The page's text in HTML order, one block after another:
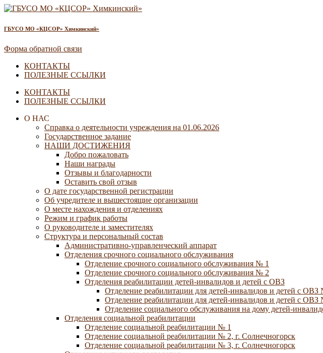
ГБУСО МО «КЦСОР» Химкинский»
Форма обратной связи
КОНТАКТЫ
ПОЛЕЗНЫЕ ССЫЛКИ
КОНТАКТЫ
ПОЛЕЗНЫЕ ССЫЛКИ
О НАС
Справка о деятельности учреждения на 01.06.2026
Государственное задание
НАШИ ДОСТИЖЕНИЯ
Добро пожаловать
Наши награды
Отзывы и благодарности
Оставить свой отзыв
О дате государственной регистрации
Об учредителе и вышестоящие организации
О месте нахождения и отделениях
Режим и график работы
О руководителе и заместителях
Структура и персональный состав
Административно-управленческий аппарат
Отделения срочного социального обслуживания
Отделение срочного социального обслуживания № 1
Отделение срочного социального обслуживания № 2
Отделения реабилитации детей-инвалидов и детей с ОВЗ
Отделение реабилитации для детей-инвалидов и детей с ОВЗ
Отделение реабилитации для детей-инвалидов и детей с ОВЗ
Отделение социального обслуживания на дому детей-
Отделения социальной реабилитации
Отделение социальной реабилитации № 1
Отделение социальной реабилитации № 2, г. Солнечногорск
Отделение социальной реабилитации № 3, г. Солнечногорск